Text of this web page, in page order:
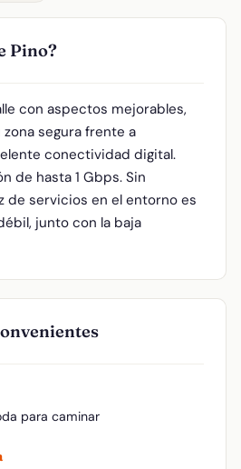
Pino?
con aspectos mejorables,
segura frente a
conectividad digital.
de hasta 1 Gbps. Sin
de servicios en el entorno es
junto con la baja
para caminar